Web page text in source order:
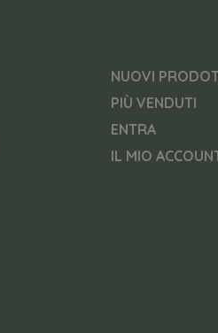
NUOVI
PIÙ VENDUTI
ENTRA
IL MIO